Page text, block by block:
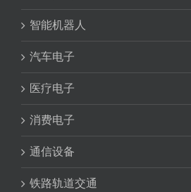
智能机器人
汽车电子
医疗电子
消费电子
通信设备
铁路轨道交通